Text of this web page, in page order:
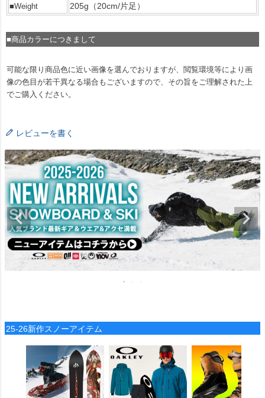
■Weight 205g（20cm/片足）
■商品カラーにつきまして
可能な限り商品色に近い画像を選んでおりますが、閲覧環境等により画
像の色目が若干異なる場合もございますので、その旨をご理解された上
でご購入ください。
レビューを書く
25-26新作スノーアイテム